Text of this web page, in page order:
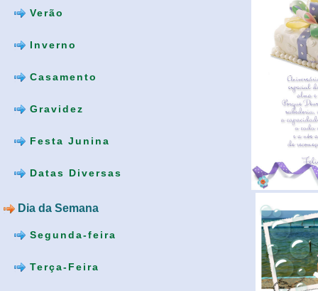
Verão
Inverno
Casamento
Gravidez
Festa Junina
Datas Diversas
Dia da Semana
Segunda-feira
Terça-Feira